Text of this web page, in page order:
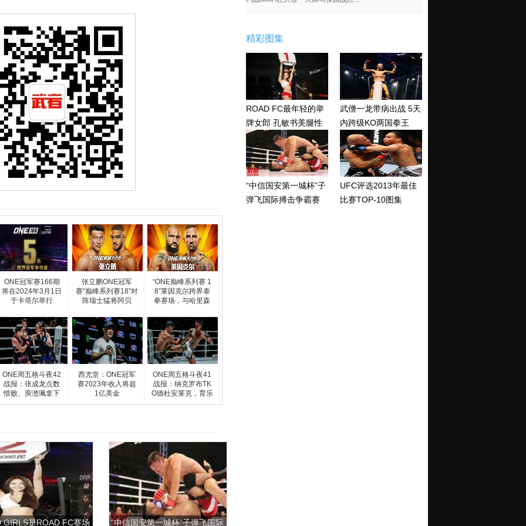
ONE冠军赛166期
将在2024年3月1日
于卡塔尔举行
张立鹏ONE冠军
赛“巅峰系列赛18”对
阵瑞士猛将阿贝
“ONE巅峰系列赛 1
8”莱因克尔跨界泰
拳赛场，与哈里森
ONE周五格斗夜42
战报：张成龙点数
惜败、庾滺珮拿下
五
西尤堂：ONE冠军
赛2023年收入将超
1亿美金
ONE周五格斗夜41
战报：纳克罗布TK
O德杜安莱克，育乐
佩惜
GIRLS是ROAD FC赛场 “中信国安第一城杯”子弹飞国际
精彩图集
ROAD FC最年轻的举
牌女郎 孔敏书美腿性
感眼神清纯
武僧一龙带病出战 5天
内跨级KO两国拳王
“中信国安第一城杯”子
弹飞国际搏击争霸赛
UFC评选2013年最佳
比赛TOP-10图集